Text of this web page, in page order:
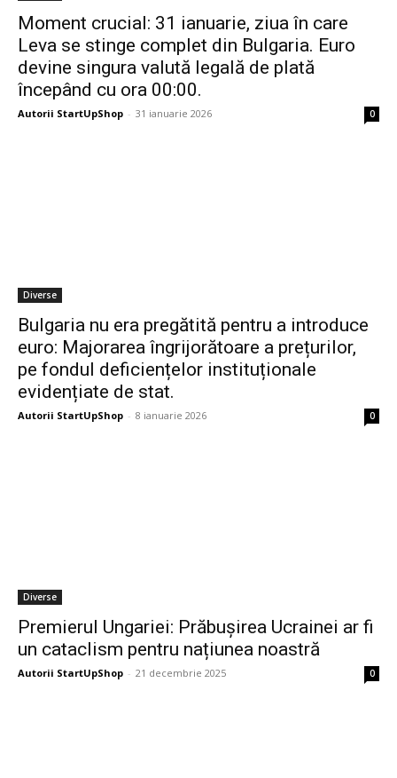
Moment crucial: 31 ianuarie, ziua în care
Leva se stinge complet din Bulgaria. Euro
devine singura valută legală de plată
începând cu ora 00:00.
Autorii StartUpShop - 31 ianuarie 2026 0
Diverse
Bulgaria nu era pregătită pentru a introduce
euro: Majorarea îngrijorătoare a prețurilor,
pe fondul deficiențelor instituționale
evidențiate de stat.
Autorii StartUpShop - 8 ianuarie 2026 0
Diverse
Premierul Ungariei: Prăbușirea Ucrainei ar fi
un cataclism pentru națiunea noastră
Autorii StartUpShop - 21 decembrie 2025 0